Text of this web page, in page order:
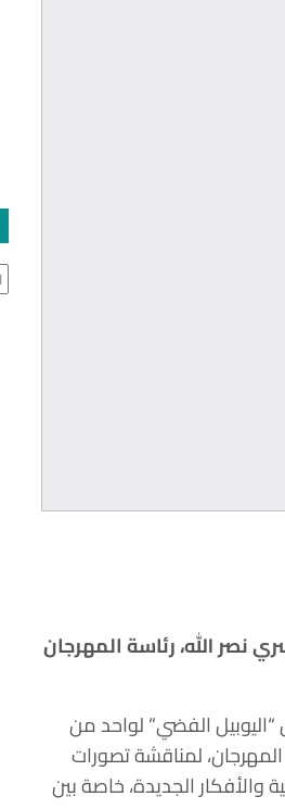
نصر الله، رئاسة المهرجان
“اليوبيل الفضي” لواحد من
لمناقشة تصورات
والأفكار الجديدة، خاصة بين